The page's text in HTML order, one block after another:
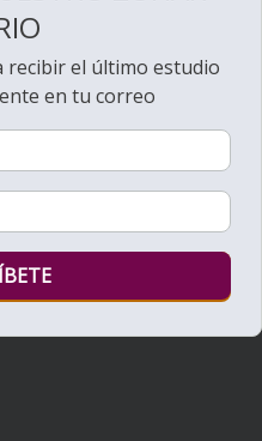
recibir el último estudio
en tu correo